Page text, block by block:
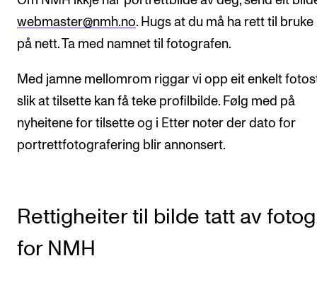
webmaster@nmh.no. Hugs at du må ha rett til
på nett. Ta med namnet til fotografen.
Med jamne mellomrom riggar vi opp eit enkelt
slik at tilsette kan få teke profilbilde. Følg med på
nyheitene for tilsette og i Etter noter der dato for
portrettfotografering blir annonsert.
Rettigheiter til bilde tatt av
for NMH